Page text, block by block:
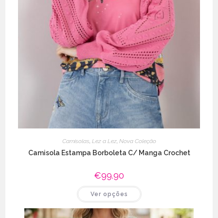
Camisolas, Lez a Lez, Nova Coleção
Camisola Estampa Borboleta C/ Manga Crochet
€99.90
Ver opções
product
multiple
variants.